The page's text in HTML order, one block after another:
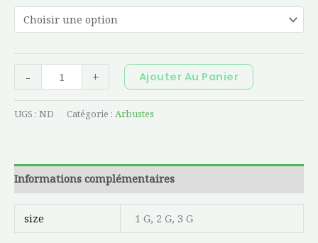
- + Ajouter Au Panier
UGS : ND Catégorie : Arbustes
Informations complémentaires
size 1 G, 2 G, 3 G